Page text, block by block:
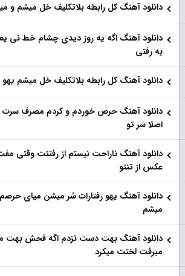
دانلود آهنگ کل رابطه بلاتکلیف خل میشم و
دانلود آهنگ اگه یه روز دیدی چشام خط نی
به رفتی
دانلود آهنگ کل رابطه بلاتکلیف خل میشم
دانلود آهنگ حرص خوردم و کردم مصرف سرت
اصلا سر تو
دانلود آهنگ ناراحت نیستم از رفتنت وقتی
عکس از تنتو
دانلود آهنگ یهو رفتارات شر میشن میای
میشم
دانلود آهنگ بهت دست نزدم اگه فحش بهت
میرفت لختت میکرد